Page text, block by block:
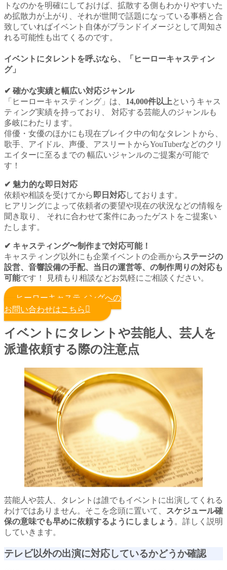
トなのかを明確にしておけば、拡散する側もわかりやすいた
め拡散力が上がり、それが世間で話題になっている事柄と合
致していればイベント自体がブランドイメージとして周知さ
れる可能性も出てくるのです。
イベントにタレントを呼ぶなら、「ヒーローキャスティン
グ」
✔︎ 確かな実績と幅広い対応ジャンル
「ヒーローキャスティング」は、 14,000件以上というキャス
ティング実績を持っており、 対応する芸能人のジャンルも
多岐にわたります。
俳優・女優のほかにも現在ブレイク中の旬なタレントから、
歌手、アイドル、声優、アスリートからYouTuberなどのクリ
エイターに至るまでの 幅広いジャンルのご提案が可能で
す！
✔︎ 魅力的な即日対応
依頼や相談を受けてから 即日対応しております。
ヒアリングによって依頼者の要望や現在の状況などの情報を
聞き取り、 それに合わせて案件にあったゲストをご提案い
たします。
✔︎ キャスティング〜制作まで対応可能！
キャスティング以外にも企業イベントの企画から ステージの
設営、音響設備の手配、当日の運営等、の制作周りの対応も
可能です！ 見積もり相談などお気軽にご相談ください。
ヒーローキャスティングへの
お問い合わせはこちら
イベントにタレントや芸能人、芸人を
派遣依頼する際の注意点
芸能人や芸人、タレントは誰でもイベントに出演してくれる
わけではありません。そこを念頭に置いて、
スケジュール確
保の意味でも早めに依頼するようにしましょう 。詳しく説明
していきます。
テレビ以外の出演に対応しているかどうか確認